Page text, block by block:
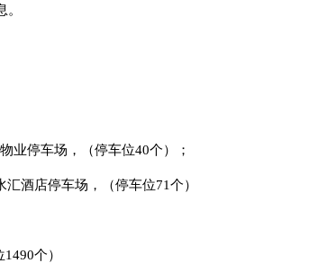
业停车场，（停车位40个）；
酒店停车场，（停车位71个）
个）